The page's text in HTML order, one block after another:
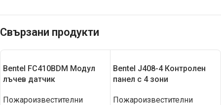
Свързани продукти
Bentel FC410BDM Модул
лъчев датчик
Пожароизвестителни
Bentel J408-4 Контролeн
панел с 4 зони
Пожароизвестителни